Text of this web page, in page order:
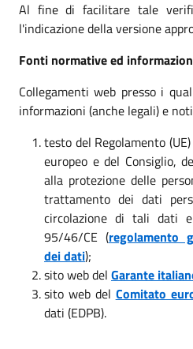
Al fine di facilitare tale
l'indicazione della versione
Fonti normative ed
Collegamenti web presso i
informazioni (anche legali) e
testo del Regolamento
europeo e del Consiglio,
alla protezione delle
trattamento dei dati
circolazione di tali dati
95/46/CE (regolamento
dei dati);
sito web del Garante
sito web del Comitato
dati (EDPB).